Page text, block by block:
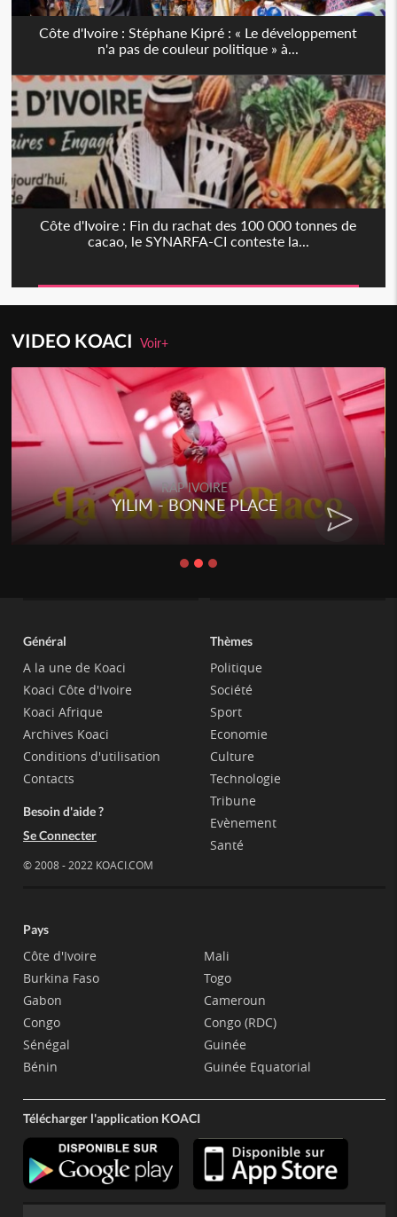
Côte d'Ivoire : Stéphane Kipré : « Le développement
n'a pas de couleur politique » à...
Côte d'Ivoire : Fin du rachat des 100 000 tonnes de
cacao, le SYNARFA-CI conteste la...
VIDEO KOACIVoir+
RAP IVOIRE
YILIM - BONNE PLACE
Général
A la une de Koaci
Koaci Côte d'Ivoire
Koaci Afrique
Archives Koaci
Conditions d'utilisation
Contacts
Besoin d'aide ?
Se Connecter
© 2008 - 2022 KOACI.COM
Thèmes
Politique
Société
Sport
Economie
Culture
Technologie
Tribune
Evènement
Santé
Pays
Côte d'Ivoire
Burkina Faso
Gabon
Congo
Sénégal
Bénin
Mali
Togo
Cameroun
Congo (RDC)
Guinée
Guinée Equatorial
Télécharger l'application KOACI